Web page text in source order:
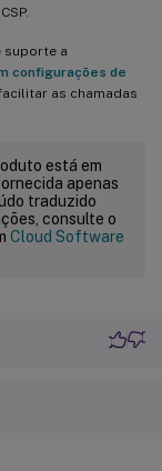
suporte a
configurações de
as chamadas
está em
apenas
traduzido
consulte o
Cloud Software